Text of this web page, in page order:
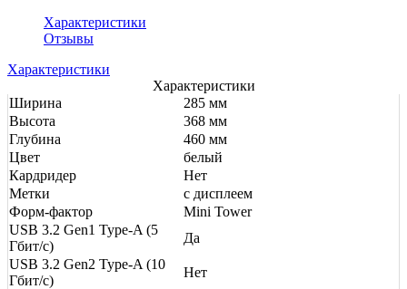
Характеристики
Отзывы
Характеристики
Характеристики
Ширина
285 мм
Высота
368 мм
Глубина
460 мм
Цвет
белый
Кардридер
Нет
Метки
с дисплеем
Форм-фактор
Mini Tower
USB 3.2 Gen1 Type-A (5
Гбит/с)
Да
USB 3.2 Gen2 Type-A (10
Гбит/с)
Нет